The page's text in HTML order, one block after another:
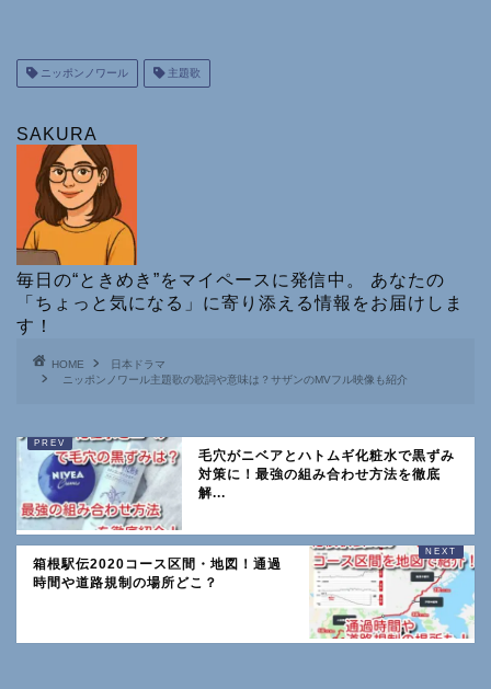
ニッポンノワール 主題歌
SAKURA
毎日の“ときめき”をマイペースに発信中。 あなたの
「ちょっと気になる」に寄り添える情報をお届けしま
す！
HOME
日本ドラマ
ニッポンノワール主題歌の歌詞や意味は？サザンのMVフル映像も紹介
毛穴がニベアとハトムギ化粧水で黒ずみ
対策に！最強の組み合わせ方法を徹底
解...
箱根駅伝2020コース区間・地図！通過
時間や道路規制の場所どこ？